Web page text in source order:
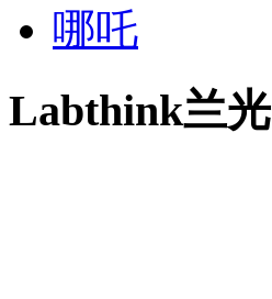
哪吒
Labthink兰光